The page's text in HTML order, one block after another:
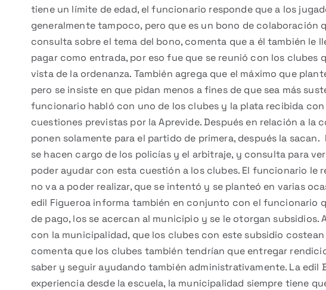
tiene un límite de edad, el funcionario responde que a los
generalmente tampoco, pero que es un bono de colaboración
consulta sobre el tema del bono, comenta que a él también le
pagar como entrada, por eso fue que se reunió con los clubes
vista de la ordenanza. También agrega que el máximo que
pero se insiste en que pidan menos a fines de que sea más
funcionario habló con uno de los clubes y la plata recibida
cuestiones previstas por la Aprevide. Después en relación a la
ponen solamente para el partido de primera, después la
se hacen cargo de los policías y el arbitraje, y consulta para
poder ayudar con esta cuestión a los clubes. El funcionario le
no va a poder realizar, que se intentó y se planteó en varias
edil Figueroa informa también en conjunto con el funcionario
de pago, los se acercan al municipio y se le otorgan
con la municipalidad, que los clubes con este subsidio
comenta que los clubes también tendrían que entregar
saber y seguir ayudando también administrativamente. La edil
experiencia desde la escuela, la municipalidad siempre tiene